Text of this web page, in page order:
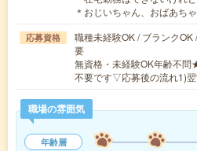
＊おじいちゃん、おばあち
応募資格
職種未経験OK / ブランク
要
無資格・未経験OK年齢不
不要です▽応募後の流れ1)
職場の雰囲気
年齢層